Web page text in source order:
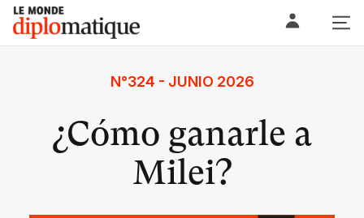
Skip
content
Le monde diplomatique
N°324 - JUNIO 2026
¿Cómo ganarle a
Milei?